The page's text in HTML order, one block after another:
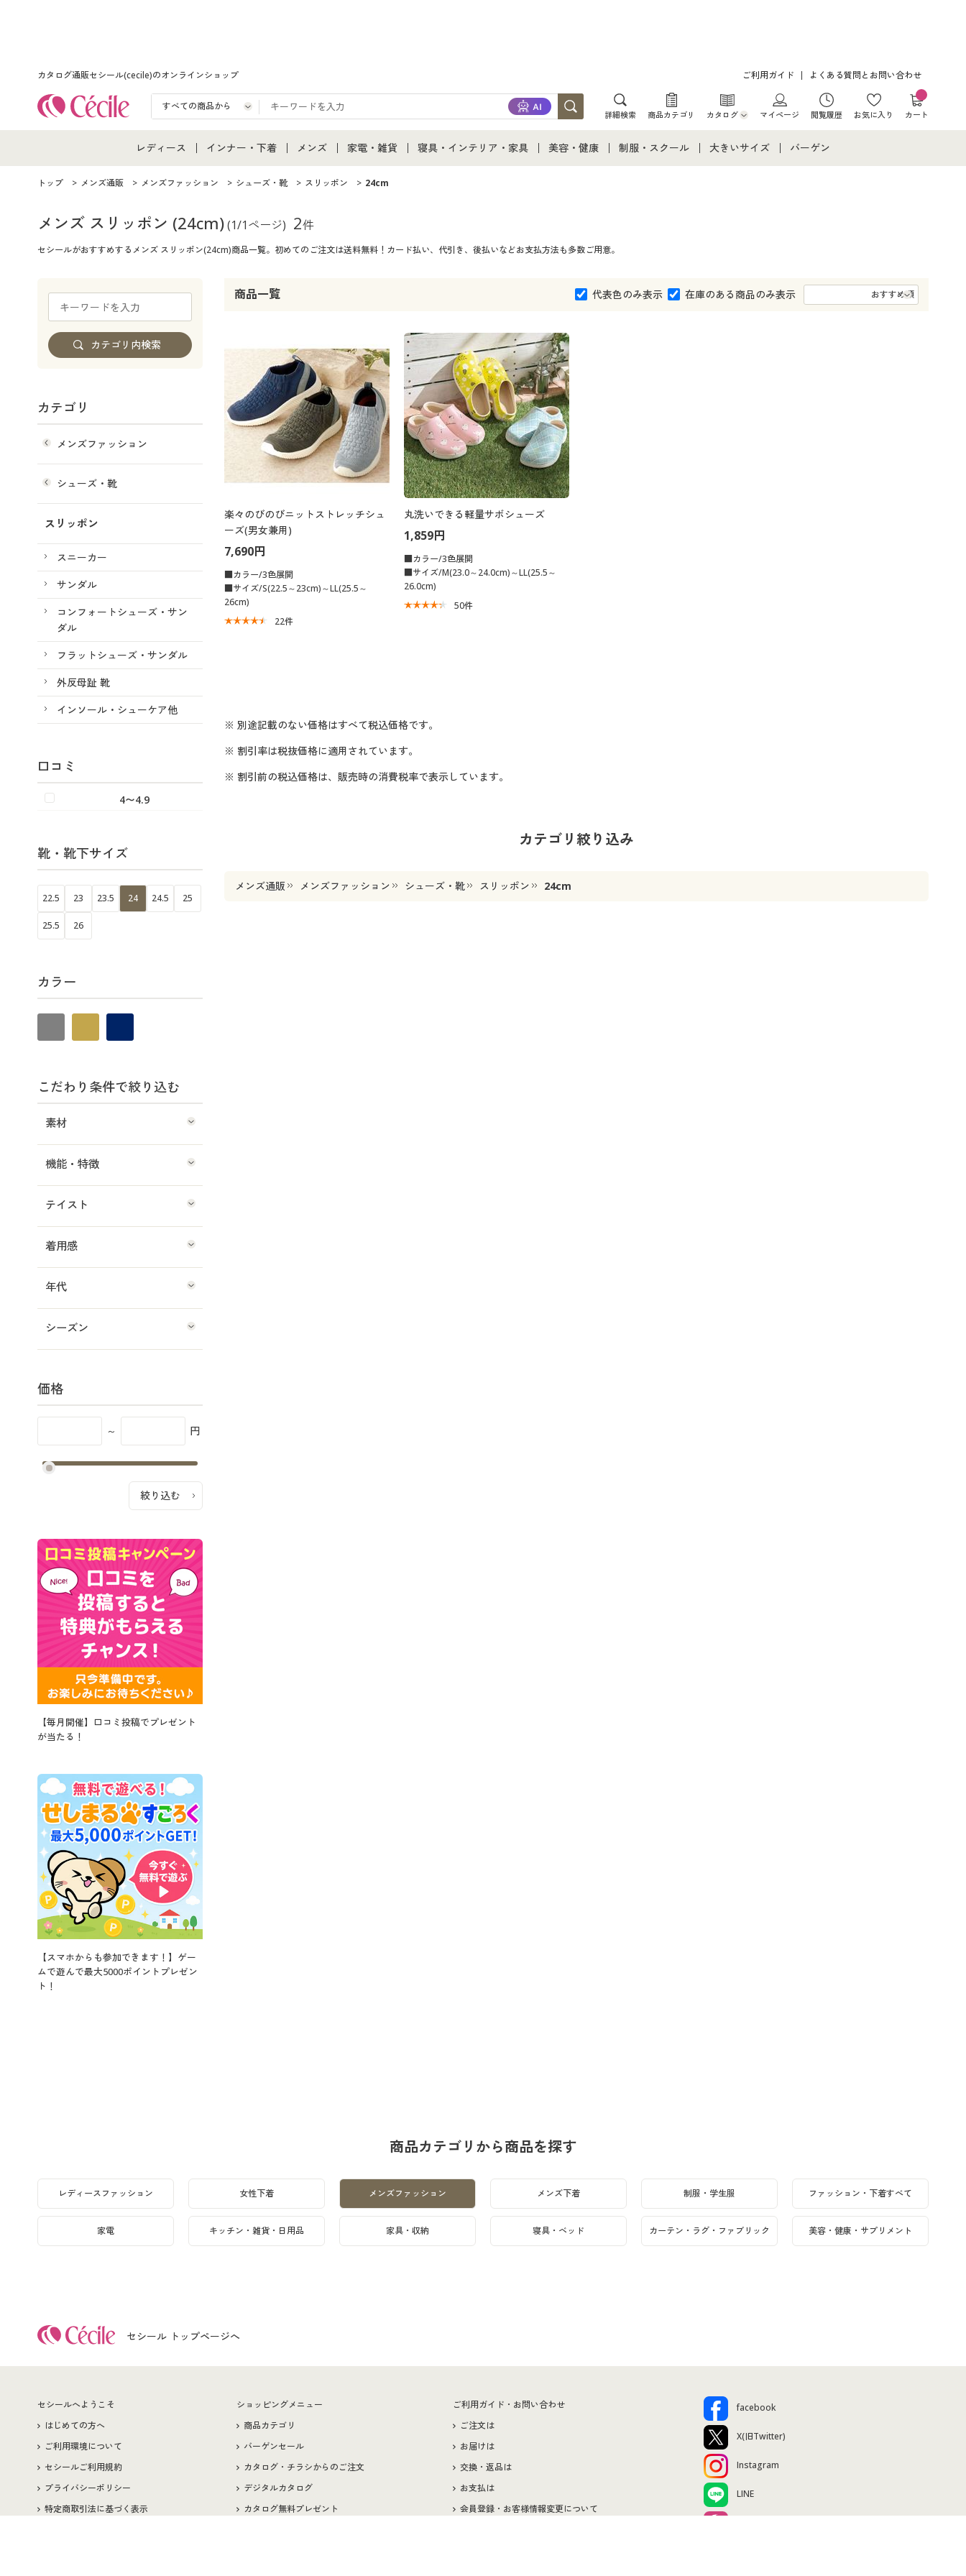
カタログ通販セシール(cecile)のオンラインショップ ご利用ガイド よくある質問とお問い合わせ
詳細検索 商品カテゴリ カタログ
カタログ・チラシからのご注文
マイページ 閲覧履歴 お気に入り カート
レディース
レディース通販すべて
レディースファッション
女性下着
インナー・下着
インナー・下着通販すべて
女性下着
メンズ下着
ジュニア・ティーンズ下着
メンズ
メンズ通販すべて
メンズファッション
メンズ下着
家電・雑貨
家電・雑貨すべて
キッチン・雑貨・日用品
寝具・インテリア・家具
寝具・ベッド
美容・健康 制服・スクール 大きいサイズ
大きいサイズ メンズ
バーゲン
トップ メンズ通販 メンズファッション シューズ・靴 スリッポン 24cm
メンズ スリッポン (24cm)(1/1ページ) 2件
セシールがおすすめするメンズ スリッポン(24cm)商品一覧。初めてのご注文は送料無料！カード払い、代引き、後払いなどお支払方法も多数ご用意。
商品一覧 代表色のみ表示 在庫のある商品のみ表示
楽々のびのびニットストレッチシュ
ーズ(男女兼用)
7,690円
■カラー/3色展開
■サイズ/S(22.5～23cm)～LL(25.5～
26cm)
22件
丸洗いできる軽量サボシューズ
1,859円
■カラー/3色展開
■サイズ/M(23.0～24.0cm)～LL(25.5～
26.0cm)
50件
※ 別途記載のない価格はすべて税込価格です。
※ 割引率は税抜価格に適用されています。
※ 割引前の税込価格は、販売時の消費税率で表示しています。
カテゴリ絞り込み
メンズ通販 メンズファッション シューズ・靴 スリッポン 24cm
カテゴリ
メンズファッション
シューズ・靴
スリッポン
スニーカー
サンダル
コンフォートシューズ・サン
ダル
フラットシューズ・サンダル
外反母趾 靴
インソール・シューケア他
口コミ
4〜4.9
靴・靴下サイズ
22.5 23 23.5 24 24.5 25
25.5 26
カラー
こだわり条件で絞り込む
素材
機能・特徴
テイスト
着用感
年代
シーズン
価格
～ 円
【毎月開催】口コミ投稿でプレゼント
が当たる！
【スマホからも参加できます！】ゲー
ムで遊んで最大5000ポイントプレゼン
ト！
商品カテゴリから商品を探す
レディースファッション 女性下着 メンズファッション メンズ下着 制服・学生服 ファッション・下着すべて
家電 キッチン・雑貨・日用品 家具・収納 寝具・ベッド カーテン・ラグ・ファブリック 美容・健康・サプリメント
セシール トップページへ
セシールへようこそ
はじめての方へ
ご利用環境について
セシールご利用規約
プライバシーポリシー
特定商取引法に基づく表示
ショッピングメニュー
商品カテゴリ
バーゲンセール
カタログ・チラシからのご注文
デジタルカタログ
カタログ無料プレゼント
ご利用ガイド・お問い合わせ
ご注文は
お届けは
交換・返品は
お支払は
会員登録・お客様情報変更について
facebook
X(旧Twitter)
Instagram
LINE